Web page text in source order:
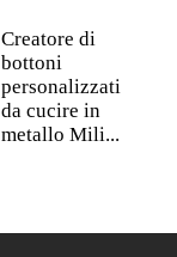
Creatore di
bottoni
personalizzati
da cucire in
metallo Mili...